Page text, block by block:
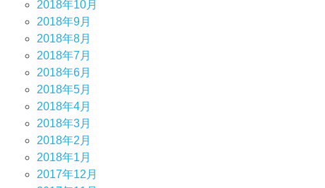
2018年10月
2018年9月
2018年8月
2018年7月
2018年6月
2018年5月
2018年4月
2018年3月
2018年2月
2018年1月
2017年12月